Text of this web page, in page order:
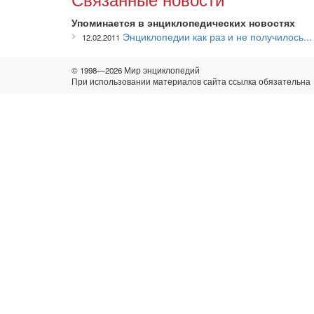
Упоминается в энциклопедических новостях
12.02.2011 Энциклопедии как раз и не получилось...
© 1998—2026 Мир энциклопедий
При использовании материалов сайта ссылка обязательна